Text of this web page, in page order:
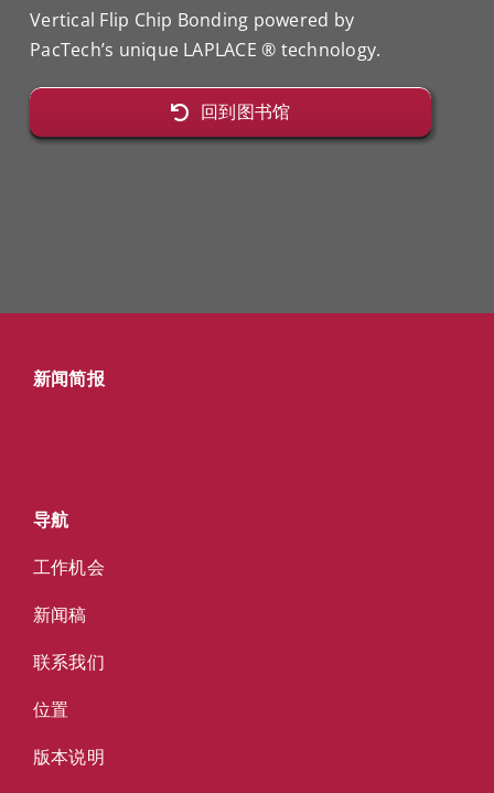
Vertical Flip Chip Bonding powered by
PacTech’s unique LAPLACE ® technology.
回到图书馆
新闻简报
导航
工作机会
新闻稿
联系我们
位置
版本说明